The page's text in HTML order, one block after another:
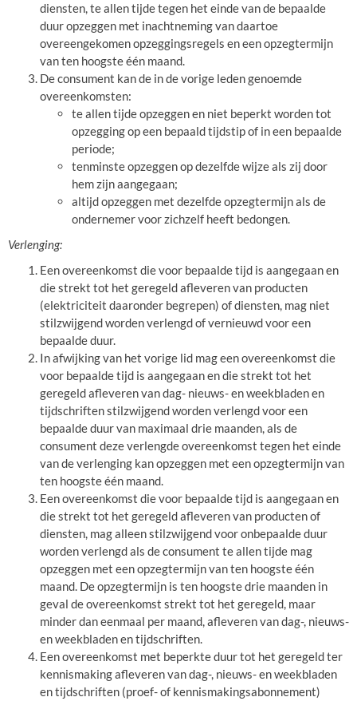
diensten, te allen tijde tegen het einde van de bepaalde
duur opzeggen met inachtneming van daartoe
overeengekomen opzeggingsregels en een opzegtermijn
van ten hoogste één maand.
De consument kan de in de vorige leden genoemde
overeenkomsten:
te allen tijde opzeggen en niet beperkt worden tot
opzegging op een bepaald tijdstip of in een bepaalde
periode;
tenminste opzeggen op dezelfde wijze als zij door
hem zijn aangegaan;
altijd opzeggen met dezelfde opzegtermijn als de
ondernemer voor zichzelf heeft bedongen.
Verlenging:
Een overeenkomst die voor bepaalde tijd is aangegaan en
die strekt tot het geregeld afleveren van producten
(elektriciteit daaronder begrepen) of diensten, mag niet
stilzwijgend worden verlengd of vernieuwd voor een
bepaalde duur.
In afwijking van het vorige lid mag een overeenkomst die
voor bepaalde tijd is aangegaan en die strekt tot het
geregeld afleveren van dag- nieuws- en weekbladen en
tijdschriften stilzwijgend worden verlengd voor een
bepaalde duur van maximaal drie maanden, als de
consument deze verlengde overeenkomst tegen het einde
van de verlenging kan opzeggen met een opzegtermijn van
ten hoogste één maand.
Een overeenkomst die voor bepaalde tijd is aangegaan en
die strekt tot het geregeld afleveren van producten of
diensten, mag alleen stilzwijgend voor onbepaalde duur
worden verlengd als de consument te allen tijde mag
opzeggen met een opzegtermijn van ten hoogste één
maand. De opzegtermijn is ten hoogste drie maanden in
geval de overeenkomst strekt tot het geregeld, maar
minder dan eenmaal per maand, afleveren van dag-, nieuws-
en weekbladen en tijdschriften.
Een overeenkomst met beperkte duur tot het geregeld ter
kennismaking afleveren van dag-, nieuws- en weekbladen
en tijdschriften (proef- of kennismakingsabonnement)